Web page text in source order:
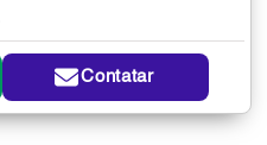
Contatar